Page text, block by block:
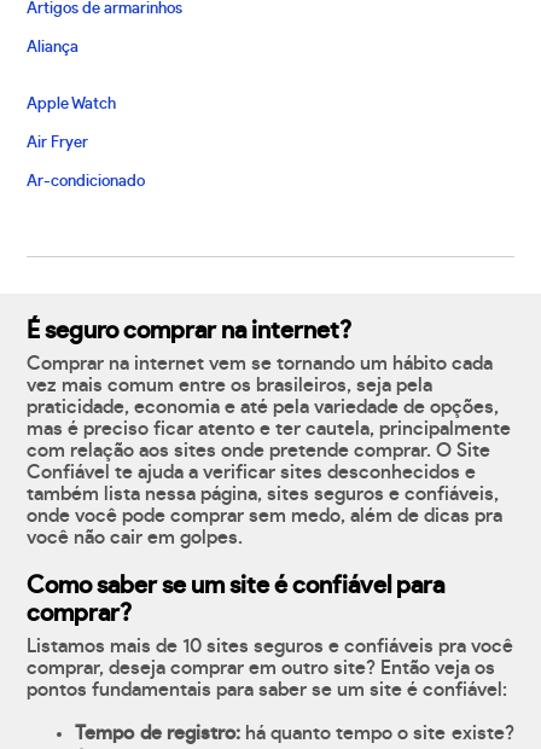
Artigos de armarinhos
Aliança
Apple Watch
Air Fryer
Ar-condicionado
É seguro comprar na internet?
Comprar na internet vem se tornando um hábito cada
vez mais comum entre os brasileiros, seja pela
praticidade, economia e até pela variedade de opções,
mas é preciso ficar atento e ter cautela, principalmente
com relação aos sites onde pretende comprar. O Site
Confiável te ajuda a verificar sites desconhecidos e
também lista nessa página, sites seguros e confiáveis,
onde você pode comprar sem medo, além de dicas pra
você não cair em golpes.
Como saber se um site é confiável para
comprar?
Listamos mais de 10 sites seguros e confiáveis pra você
comprar, deseja comprar em outro site? Então veja os
pontos fundamentais para saber se um site é confiável:
Tempo de registro:há quanto tempo o site existe?